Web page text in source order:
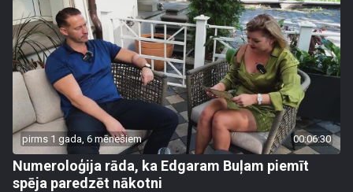
pirms 1 gada, 6 mēnešiem 00:06:30
Numeroloģija rāda, ka Edgaram Buļam piemīt
spēja paredzēt nākotni